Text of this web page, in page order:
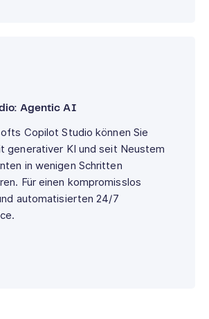
Agentic AI
Copilot Studio können Sie
generativer KI und seit Neustem
in wenigen Schritten
Für einen kompromisslos
automatisierten 24/7